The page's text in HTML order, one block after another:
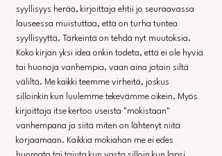
syyllisyys herää, kirjoittaja ehtii jo seuraavassa
lauseessa muistuttaa, että on turha tuntea
syyllisyyttä. Tärkeintä on tehdä nyt muutoksia.
Koko kirjan yksi idea onkin todeta, että ei ole hyviä
tai huonoja vanhempia, vaan aina jotain siltä
väliltä. Me kaikki teemme virheitä, joskus
silloinkin kun luulemme tekevämme oikein. Myös
kirjoittaja itse kertoo useista "mokistaan"
vanhempana ja siitä miten on lähtenyt niitä
korjaamaan. Kaikkia mokiahan me ei edes